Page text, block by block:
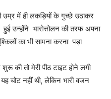
उम्र में ही लकड़ियों के गुच्छे उठाकर
भारोत्तोलन की तरफ अपना
का भी सामना करना पड़ा
की तो मेरी पीठ टाइट होने लगी
चोट नहीं थी, लेकिन भारी वजन